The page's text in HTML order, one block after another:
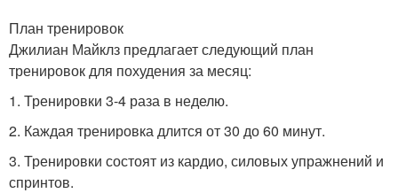
План тренировок
Джилиан Майклз предлагает следующий план
тренировок для похудения за месяц:
1. Тренировки 3-4 раза в неделю.
2. Каждая тренировка длится от 30 до 60 минут.
3. Тренировки состоят из кардио, силовых упражнений и
спринтов.